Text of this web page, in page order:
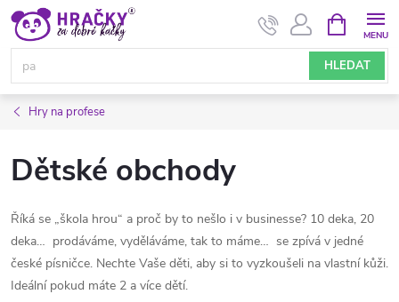
Přejít
obsah
HLEDAT
NÁKUPNÍ
KOŠÍK
Hry na profese
Dětské obchody
Říká se „škola hrou“ a proč by to nešlo i v businesse? 10 deka, 20
deka… prodáváme, vyděláváme, tak to máme… se zpívá v jedné
české písničce. Nechte Vaše děti, aby si to vyzkoušeli na vlastní kůži.
Ideální pokud máte 2 a více dětí.